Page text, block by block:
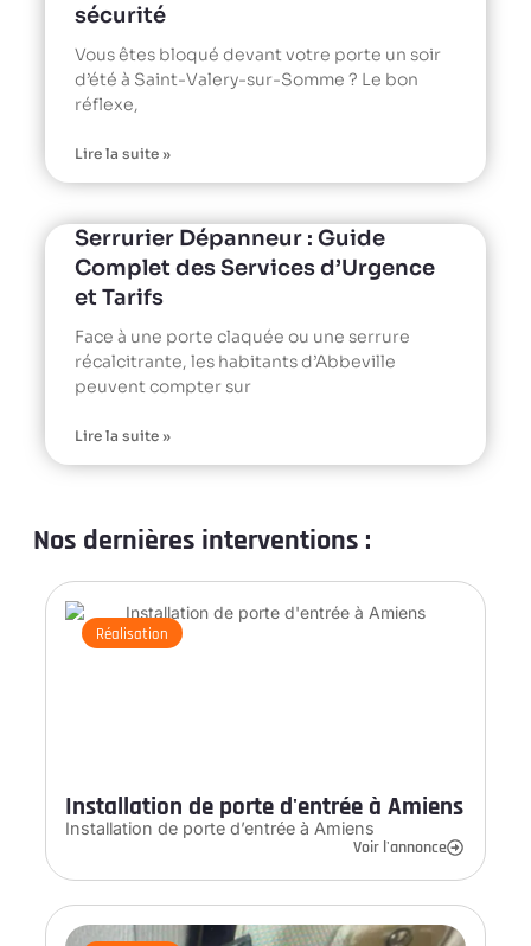
sécurité
Vous êtes bloqué devant votre porte un soir
d’été à Saint-Valery-sur-Somme ? Le bon
réflexe,
Lire la suite »
Serrurier Dépanneur : Guide
Complet des Services d’Urgence
et Tarifs
Face à une porte claquée ou une serrure
récalcitrante, les habitants d’Abbeville
peuvent compter sur
Lire la suite »
Nos dernières interventions :
Réalisation
Installation de porte d'entrée à Amiens
Installation de porte d’entrée à Amiens
Voir l'annonce